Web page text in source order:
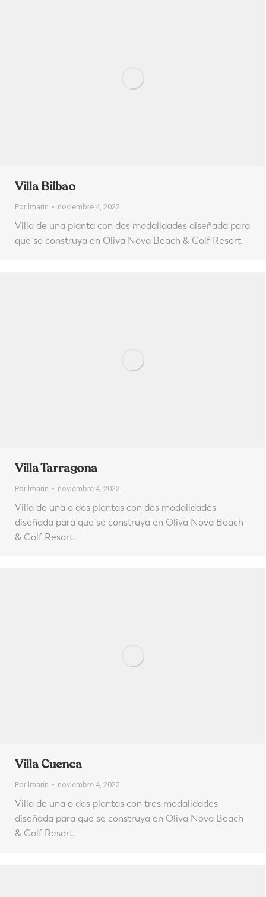
Villa Bilbao
Por lmarin noviembre 4, 2022
Villa de una planta con dos modalidades diseñada para
que se construya en Oliva Nova Beach & Golf Resort.
Villa Tarragona
Por lmarin noviembre 4, 2022
Villa de una o dos plantas con dos modalidades
diseñada para que se construya en Oliva Nova Beach
& Golf Resort.
Villa Cuenca
Por lmarin noviembre 4, 2022
Villa de una o dos plantas con tres modalidades
diseñada para que se construya en Oliva Nova Beach
& Golf Resort.